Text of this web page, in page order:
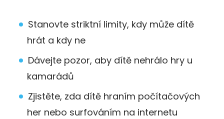
Stanovte striktní limity, kdy může dítě
hrát a kdy ne
Dávejte pozor, aby dítě nehrálo hry u
kamarádů
Zjistěte, zda dítě hraním počítačových
her nebo surfováním na internetu